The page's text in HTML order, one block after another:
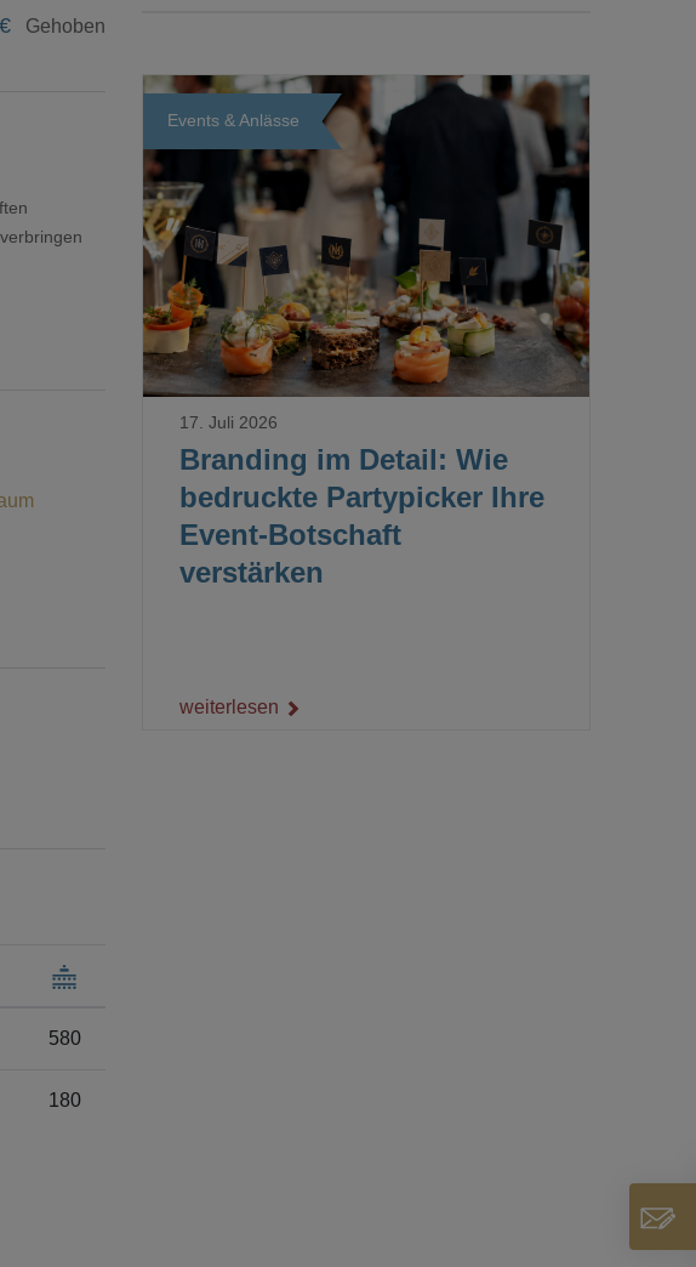
€ Gehoben
580
180
Events & Anlässe
Loading...
Branding im Detail: Wie
bedruckte Partypicker Ihre
Event-Botschaft
verstärken
17. Juli 2026
weiterlesen